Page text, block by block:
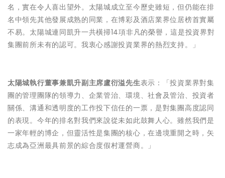
名，實在令人喜出望外。太陽城成立至今歷史雖短，但仍能在排
名中領先其他發展成熟的同業，在博彩及酒店業界位居榜首實屬
不易。太陽城連同凱升一共橫掃14項非凡的榮譽，這是投資界對
集團前所未有的認可。我衷心感謝投資業界的熱烈支持。」
太陽城執行董事兼凱升副主席盧衍溢先生表示：「投資業界對集
團的管理團隊的領導力、企業管治、環境、社會及管治、投資者
關係、溝通和透明度的工作投下信任的一票，是對集團高度認同
的表現。今年的排名對我們來說從未如此鼓舞人心。雖然我們是
一家年輕的博企，但靈活性是集團的核心，在邊境重開之時，矢
志成為亞洲最具前景的綜合度假村運營商。」